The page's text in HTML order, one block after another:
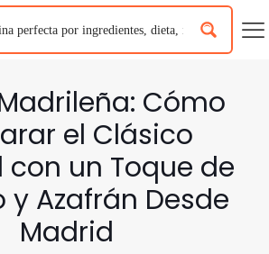
Cómo
el Clásico
con un Toque de
y Azafrán Desde
Madrid